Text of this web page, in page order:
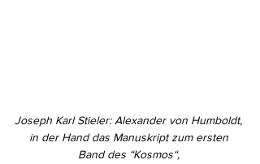
Joseph Karl Stieler: Alexander von Humboldt,
in der Hand das Manuskript zum ersten
Band des “Kosmos“,